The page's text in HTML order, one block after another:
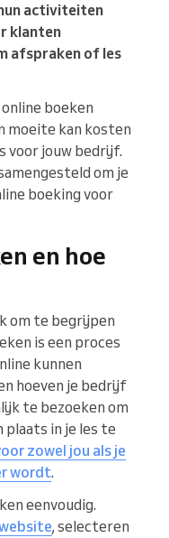
activiteiten
klanten
afspraken of les
boeken
moeite kan kosten
voor jouw bedrijf.
om je
boeking voor
en hoe
om te begrijpen
is een proces
kunnen
hoeven je bedrijf
te bezoeken om
plaats in je les te
zowel jou als je
wordt.
eenvoudig.
, selecteren